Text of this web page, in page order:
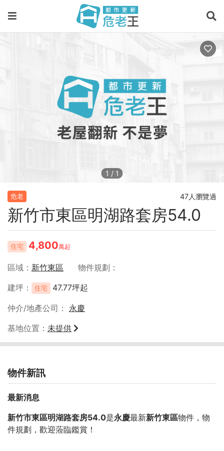
1 / 1
危老 47人瀏覽過
新竹市東區明湖路套房54.0
住宅 4,800萬起
區域 新竹東區
物件規劃
建坪
住宅 47.77坪起
仲介/地產公司
永慶
基地位置
未提供
物件新訊
最新消息
新竹市東區明湖路套房54.0是永慶最新新竹東區物件，物
件規劃 ，歡迎蒞臨鑑賞！